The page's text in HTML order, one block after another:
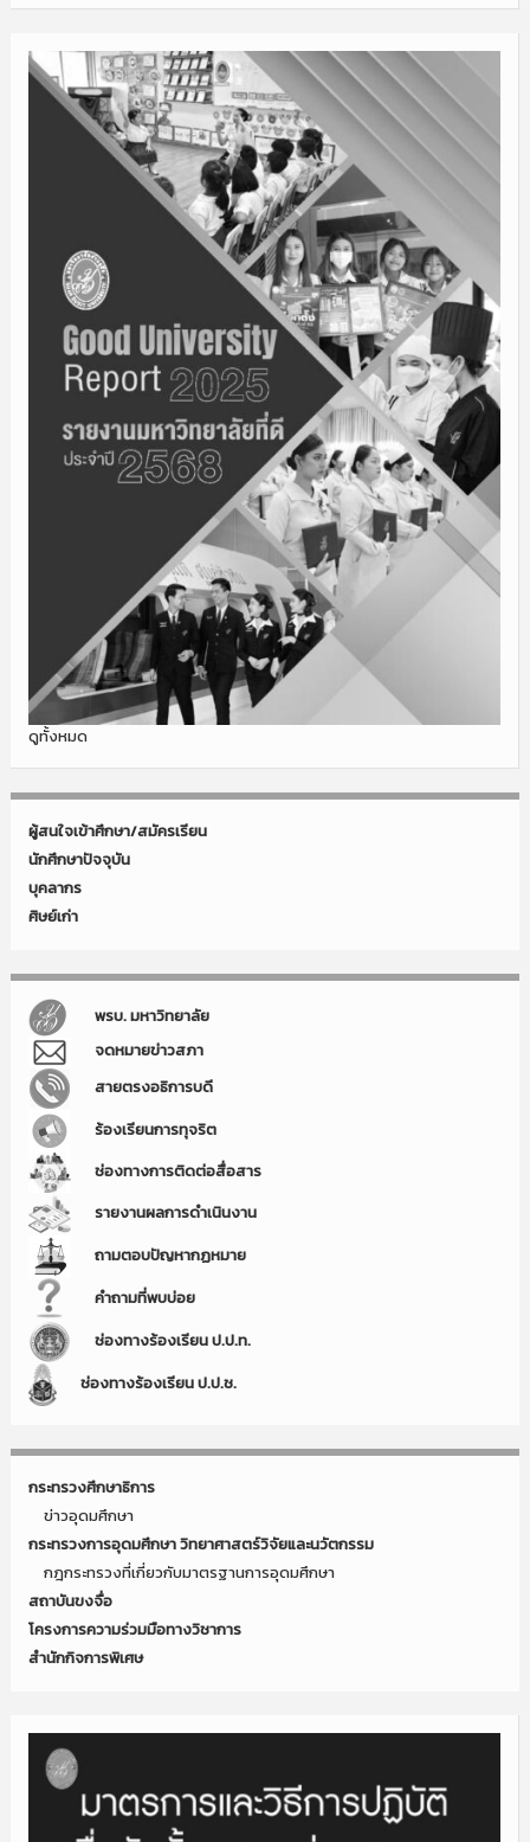
ดูทั้งหมด
ผู้สนใจเข้าศึกษา/สมัครเรียน
นักศึกษาปัจจุบัน
บุคลากร
ศิษย์เก่า
พรบ. มหาวิทยาลัย
จดหมายข่าวสภา
สายตรงอธิการบดี
ร้องเรียนการทุจริต
ช่องทางการติดต่อสื่อสาร
รายงานผลการดำเนินงาน
ถามตอบปัญหากฏหมาย
คำถามที่พบบ่อย
ช่องทางร้องเรียน ป.ป.ท.
ช่องทางร้องเรียน ป.ป.ช.
กระทรวงศึกษาธิการ
ข่าวอุดมศึกษา
กระทรวงการอุดมศึกษา วิทยาศาสตร์วิจัยและนวัตกรรม
กฎกระทรวงที่เกี่ยวกับมาตรฐานการอุดมศึกษา
สถาบันขงจื่อ
โครงการความร่วมมือทางวิชาการ
สำนักกิจการพิเศษ